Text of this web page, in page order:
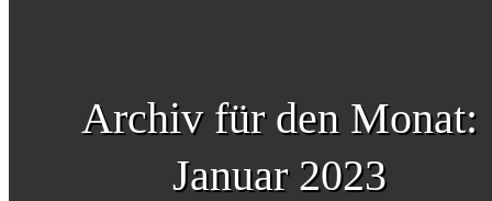
Archiv für den Monat:
Januar 2023